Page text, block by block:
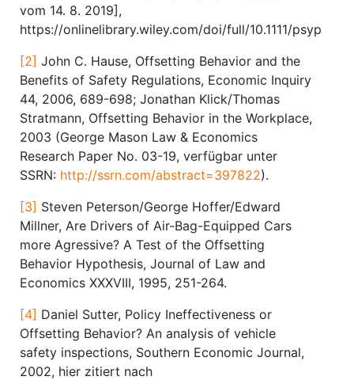
vom 14. 8. 2019],
https://onlinelibrary.wiley.com/doi/full/10.1111/
[2] John C. Hause, Offsetting Behavior and the
Benefits of Safety Regulations, Economic Inquiry
44, 2006, 689-698; Jonathan Klick/Thomas
Stratmann, Offsetting Behavior in the Workplace,
2003 (George Mason Law & Economics
Research Paper No. 03-19, verfügbar unter
SSRN: http://ssrn.com/abstract=397822).
[3] Steven Peterson/George Hoffer/Edward
Millner, Are Drivers of Air-Bag-Equipped Cars
more Agressive? A Test of the Offsetting
Behavior Hypothesis, Journal of Law and
Economics XXXVIII, 1995, 251-264.
[4] Daniel Sutter, Policy Ineffectiveness or
Offsetting Behavior? An analysis of vehicle
safety inspections, Southern Economic Journal,
2002, hier zitiert nach